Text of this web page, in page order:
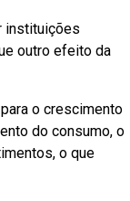
instituições
outro efeito da
o crescimento
do consumo, o
o que